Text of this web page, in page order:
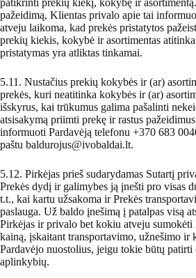
patikrinti prekių kiekį, kokybę ir
pažeidimą, Klientas privalo apie tai
atveju laikoma, kad prekės pristatytos
prekių kiekis, kokybė ir asortimentas
pristatymas yra atliktas tinkamai.
5.11. Nustačius prekių kokybės ir (ar)
prekės, kuri neatitinka kokybės ir (ar)
išskyrus, kai trūkumus galima pašalinti
atsisakymą priimti prekę ir rastus
informuoti Pardavėją telefonu +370 683
paštu baldurojus@ivobaldai.lt.
5.12. Pirkėjas prieš sudarydamas Sutartį
Prekės dydį ir galimybes ją įnešti pro visas
t.t., kai kartu užsakoma ir Prekės
paslauga. Už baldo įnešimą į patalpas visą
Pirkėjas ir privalo bet kokiu atveju sumokėti
kainą, įskaitant transportavimo, užnešimo ir
Pardavėjo nuostolius, jeigu tokie būtų patirti
aplinkybių.